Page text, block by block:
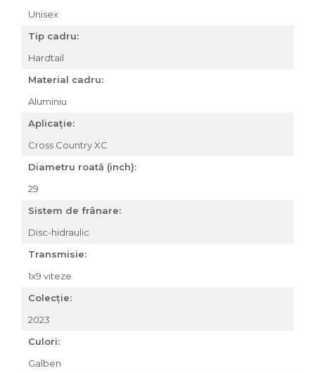
Za conectare rapidă
Manete Schimbător, Frâna,
Combo
Manete combo
Piese manete
Manete schimbător
Accesorii
Manșoane
Pedale
Pinioane
Pipe
Roți
Roți spate
Roți față
Schimbătoare
Unisex
Tip cadru:
Hardtail
Material cadru:
Aluminiu
Aplicație:
Cross Country XC
Diametru roată (inch):
29
Sistem de frânare:
Disc-hidraulic
Transmisie:
1x9 viteze
Colecție:
2023
Culori:
Galben